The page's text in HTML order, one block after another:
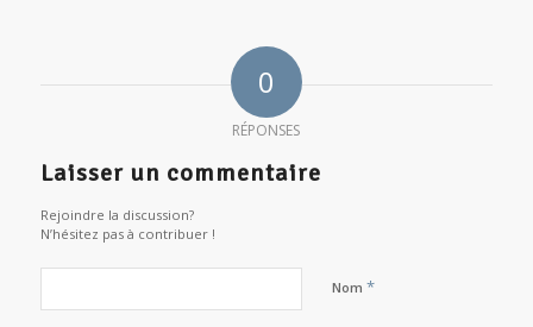
0
RÉPONSES
Laisser un commentaire
Rejoindre la discussion?
N’hésitez pas à contribuer !
Nom *